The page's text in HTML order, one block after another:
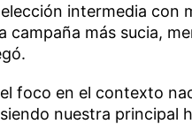
elección intermedia con
campaña más sucia,
foco en el contexto
nuestra principal